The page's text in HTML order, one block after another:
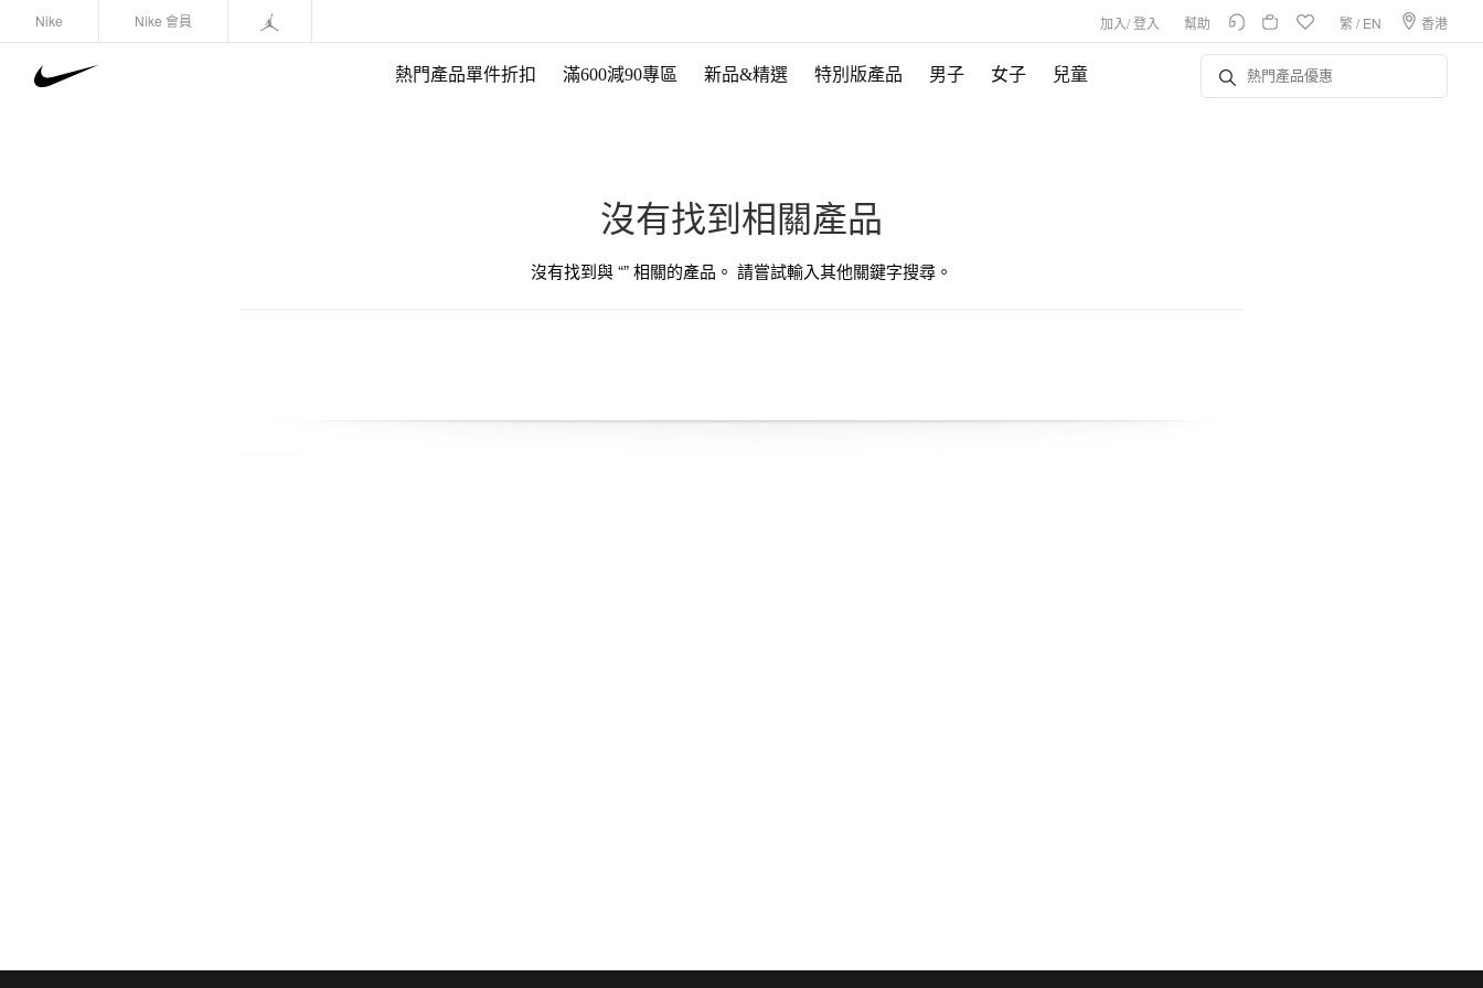
Nike Nike 會員 加入/登入 幫助 繁/ EN 香港
熱門產品單件折扣 滿600減90專區 新品&精選 特別版產品 男子 女子 兒童
沒有找到相關產品
沒有找到與 “” 相關的產品。 請嘗試輸入其他關鍵字搜尋。